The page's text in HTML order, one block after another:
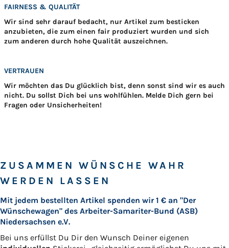
FAIRNESS & QUALITÄT
Wir sind sehr darauf bedacht, nur Artikel zum besticken
anzubieten, die zum einen fair produziert wurden und sich
zum anderen durch hohe Qualität auszeichnen.
VERTRAUEN
Wir möchten das Du glücklich bist, denn sonst sind wir es auch
nicht. Du sollst Dich bei uns wohlfühlen. Melde Dich gern bei
Fragen oder Unsicherheiten!
ZUSAMMEN WÜNSCHE WAHR
WERDEN LASSEN
Mit jedem bestellten Artikel spenden wir 1 € an "Der
Wünschewagen" des Arbeiter-Samariter-Bund (ASB)
Niedersachsen e.V.
Bei uns erfüllst Du Dir den Wunsch Deiner eigenen